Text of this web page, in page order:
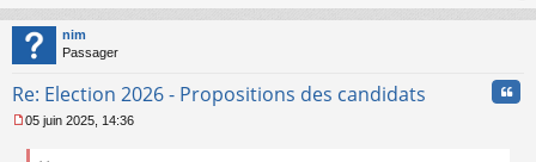
a
g
e
o
l
au
nim
Passager
Re: Election 2026 - Propositions des candidats
e
05 juin 2025, 14:36